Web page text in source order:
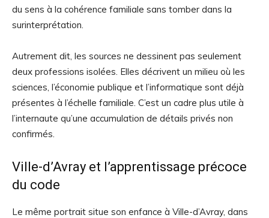
du sens à la cohérence familiale sans tomber dans la
surinterprétation.
Autrement dit, les sources ne dessinent pas seulement
deux professions isolées. Elles décrivent un milieu où les
sciences, l’économie publique et l’informatique sont déjà
présentes à l’échelle familiale. C’est un cadre plus utile à
l’internaute qu’une accumulation de détails privés non
confirmés.
Ville-d’Avray et l’apprentissage précoce
du code
Le même portrait situe son enfance à Ville-d’Avray, dans